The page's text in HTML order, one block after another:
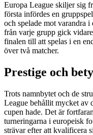
Europa League skiljer sig
första infördes en
och spelade mot varandra
från varje grupp gick
finalen till att spelas i en
över två matcher.
Prestige och
Trots namnbytet och de
League behållit mycket av
cupen hade. Det är
turneringarna i europeisk
strävar efter att kvalificera